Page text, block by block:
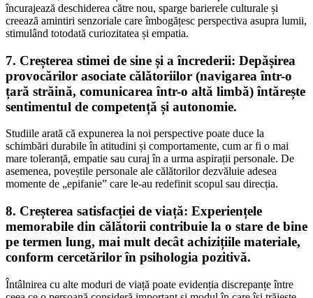
încurajează deschiderea către nou, sparge barierele culturale și
creează amintiri senzoriale care îmbogățesc perspectiva asupra lumii,
stimulând totodată curiozitatea și empatia.
7. Creșterea stimei de sine și a încrederii: Depășirea
provocărilor asociate călătoriilor (navigarea într-o
țară străină, comunicarea într-o altă limbă) întărește
sentimentul de competență și autonomie.
Studiile arată că expunerea la noi perspective poate duce la
schimbări durabile în atitudini și comportamente, cum ar fi o mai
mare toleranță, empatie sau curaj în a urma aspirații personale. De
asemenea, poveștile personale ale călătorilor dezvăluie adesea
momente de „epifanie” care le-au redefinit scopul sau direcția.
8. Creșterea satisfacției de viață: Experiențele
memorabile din călătorii contribuie la o stare de bine
pe termen lung, mai mult decât achizițiile materiale,
conform cercetărilor în psihologia pozitivă.
Întâlnirea cu alte moduri de viață poate evidenția discrepanțe între